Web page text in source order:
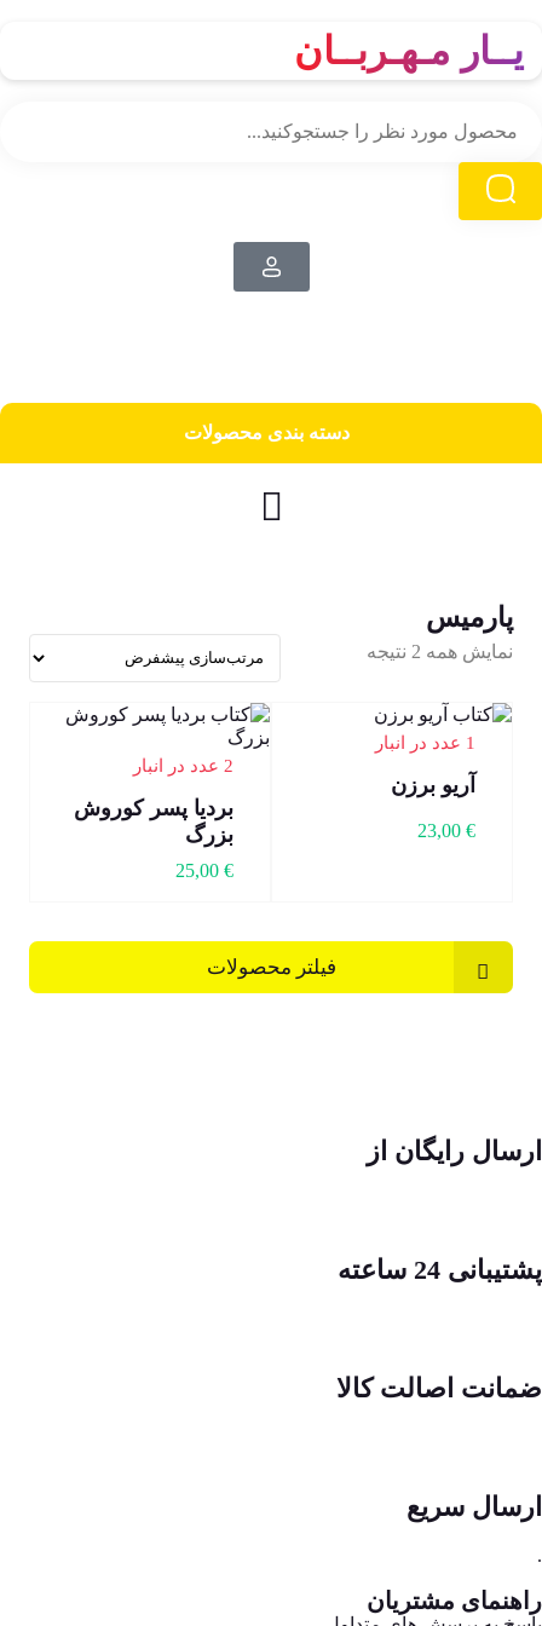
یــار مـهـربــان
دسته‌ بندی محصولات
پارمیس
نمایش همه 2 نتیجه
1 عدد در انبار
آریو برزن
23,00 €
2 عدد در انبار
بردیا پسر کوروش
بزرگ
25,00€
فیلتر محصولات
ارسال رایگان از
پشتیبانی 24 ساعته
ضمانت اصالت کالا
ارسال سریع
.
راهنمای مشتریان